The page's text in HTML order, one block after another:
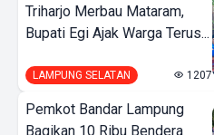
Triharjo Merbau Mataram,
Bupati Egi Ajak Warga Terus...
LAMPUNG SELATAN 1207
Pemkot Bandar Lampung
Bagikan 10 Ribu Bendera